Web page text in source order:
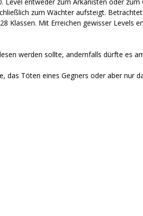
zum Wächter aufsteigt.
Klassen. Mit Erreichen gewisser Levels
werden sollte, andernfalls dürfte es
das Töten eines Gegners oder aber nur